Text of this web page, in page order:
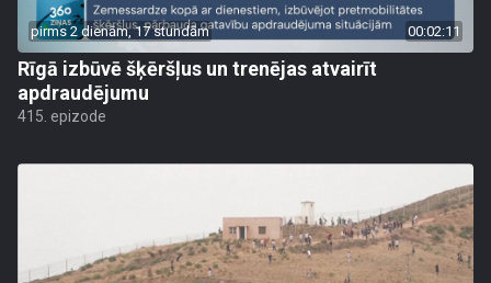
pirms 2 dienām, 17 stundām 00:02:11
Rīgā izbūvē šķēršļus un trenējas atvairīt
apdraudējumu
415. epizode